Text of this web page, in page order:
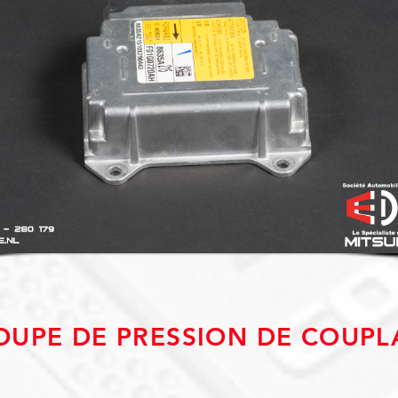
DE PRESSION DE